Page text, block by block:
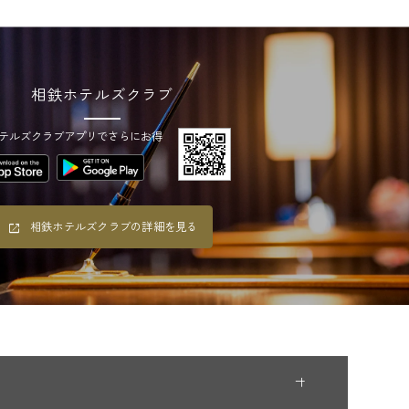
相鉄ホテルズクラブ
ルズクラブアプリでさらにお得
相鉄ホテルズクラブの詳細を見る